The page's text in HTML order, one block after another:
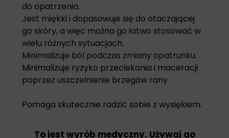
do opatrzenia.
Jest miękki i dopasowuje się do otaczającej
go skóry, a więc można go łatwo stosować w
wielu różnych sytuacjach.
Minimalizuje ból podczas zmiany opatrunku.
Minimalizuje ryzyko przeciekania i maceracji
poprzez uszczelnienie brzegów rany.
Pomaga skutecznie radzić sobie z wysiękiem.
To jest wyrób medyczny. Używaj go